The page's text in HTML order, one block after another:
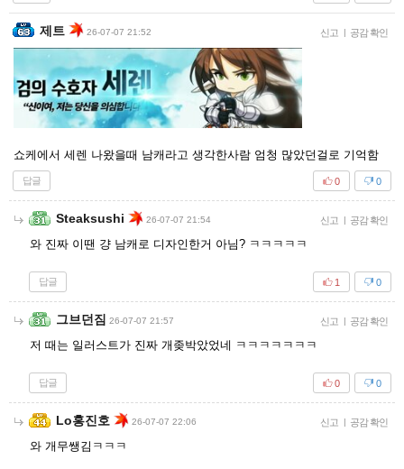
제트 26-07-07 21:52 신고 | 공감 확인
쇼케에서 세렌 나왔을때 남캐라고 생각한사람 엄청 많았던걸로 기억함
답글 0
0
Steaksushi 26-07-07 21:54 신고 공감 확인
와 진짜 이땐 걍 남캐로 디자인한거 아님? ㅋㅋㅋㅋㅋ
답글 0
1
그브던짐 26-07-07 21:57 신고 공감 확인
저 때는 일러스트가 진짜 개좆박았었네 ㅋㅋㅋㅋㅋㅋㅋ
답글 0
0
Lo홍진호 26-07-07 22:06 신고 공감 확인
와 개무쌩김ㅋㅋㅋ